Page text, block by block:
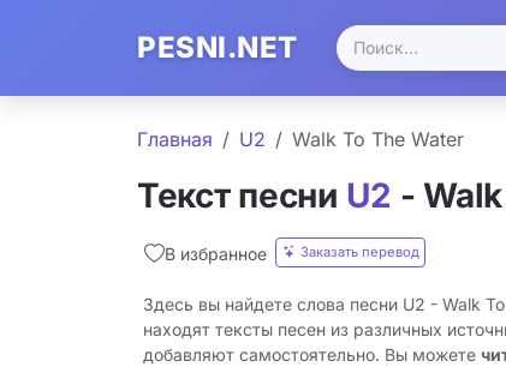
PESNI.NET
Главная U2 Walk To The Water
Текст песни U2 -
В избранное Заказать перевод
Здесь вы найдете слова песни U2 - Walk
находят тексты песен из различных
добавляют самостоятельно. Вы можете